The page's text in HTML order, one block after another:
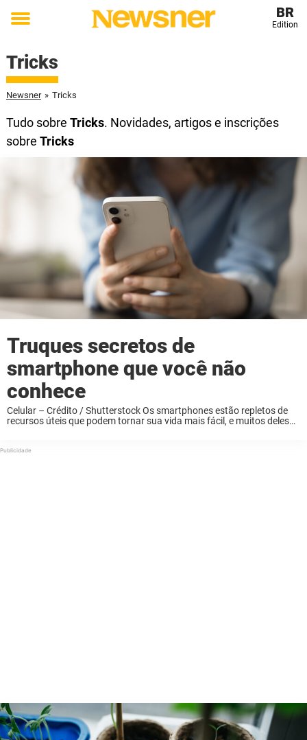
Toggle
BR
Edition
Tricks
Newsner » Tricks
Tudo sobre Tricks. Novidades, artigos e inscrições
sobre Tricks
Truques secretos de
smartphone que você não
conhece
Celular – Crédito / Shutterstock Os smartphones estão repletos de
recursos úteis que podem tornar sua vida mais fácil, e muitos deles